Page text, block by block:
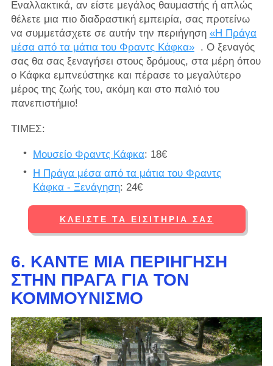
Εναλλακτικά, αν είστε μεγάλος θαυμαστής ή απλώς
θέλετε μια πιο διαδραστική εμπειρία, σας προτείνω
να συμμετάσχετε σε αυτήν την περιήγηση «Η Πράγα
μέσα από τα μάτια του Φραντς Κάφκα». Ο ξεναγός
σας θα σας ξεναγήσει στους δρόμους, στα μέρη όπου
ο Κάφκα εμπνεύστηκε και πέρασε το μεγαλύτερο
μέρος της ζωής του, ακόμη και στο παλιό του
πανεπιστήμιο!
ΤΙΜΕΣ:
Μουσείο Φραντς Κάφκα: 18€
Η Πράγα μέσα από τα μάτια του Φραντς
Κάφκα - Ξενάγηση: 24€
ΚΛΕΊΣΤΕ ΤΑ ΕΙΣΙΤΉΡΙΆ ΣΑΣ
6. ΚΆΝΤΕ ΜΙΑ ΠΕΡΙΉΓΗΣΗ
ΣΤΗΝ ΠΡΆΓΑ ΓΙΑ ΤΟΝ
ΚΟΜΜΟΥΝΙΣΜΌ